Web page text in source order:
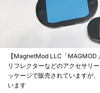
【MagnetMod LLC「
リフレクターなどのアクセサリ
ッケージで販売されていますが
います